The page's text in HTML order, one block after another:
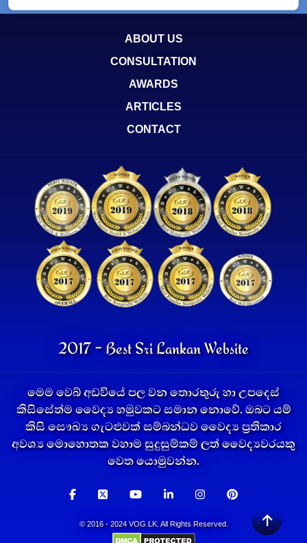
ABOUT US
CONSULTATION
AWARDS
ARTICLES
CONTACT
2017 - Best Sri Lankan Website
මෙම වෙබ් අඩවියේ පල වන තොරතුරු හා උපදෙස්
කිසිසේත්ම වෛද්‍ය හමුවකට සමාන නොවේ. ඔබට යම්
කිසි සෞඛ්‍ය ගැටළුවක් සම්බන්ධව වෛද්‍ය ප්‍රතිකාර
අවශ්‍ය මොහොතක වහාම සුදුසුම්කම් ලත් වෛද්‍යවරයකු
වෙත යොමුවන්න.
© 2016 - 2024 VOG.LK. All Rights Reserved.